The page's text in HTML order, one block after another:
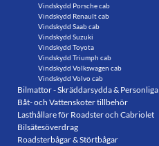
Vindskydd Porsche cab
Vindskydd Renault cab
Vindskydd Saab cab
Vindskydd Suzuki
Vindskydd Toyota
Vindskydd Triumph cab
Vindskydd Volkswagen cab
Vindskydd Volvo cab
Bilmattor - Skräddarsydda & Personliga
Båt- och Vattenskoter tillbehör
Lasthållare för Roadster och Cabriolet
Bilsätesöverdrag
Roadsterbågar & Störtbågar